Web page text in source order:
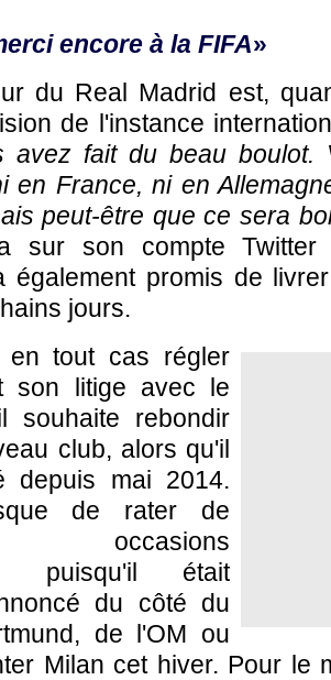
encore à la FIFA»
du Real Madrid est,
de l'instance
avez fait du beau boulot.
en France, ni en
peut-être que ce sera
sur son compte Twitter
également promis de
jours.
en tout cas régler
son litige avec le
souhaite rebondir
club, alors qu'il
depuis mai 2014.
de rater de
occasions
puisqu'il était
du côté du
de l'OM ou
Milan cet hiver. Pour le